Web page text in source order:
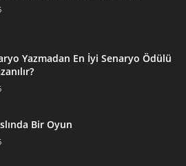
Yazmadan En İyi Senaryo Ödülü
Bir Oyun